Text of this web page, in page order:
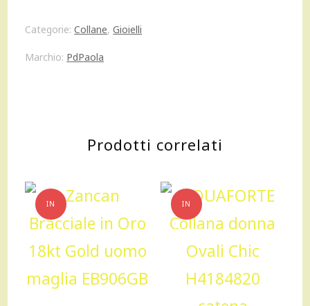
Argento
Categorie:Collane,Gioielli
Marchio: PdPaola
Prodotti correlati
IN
OFFERTA!
IN
OFFERTA!